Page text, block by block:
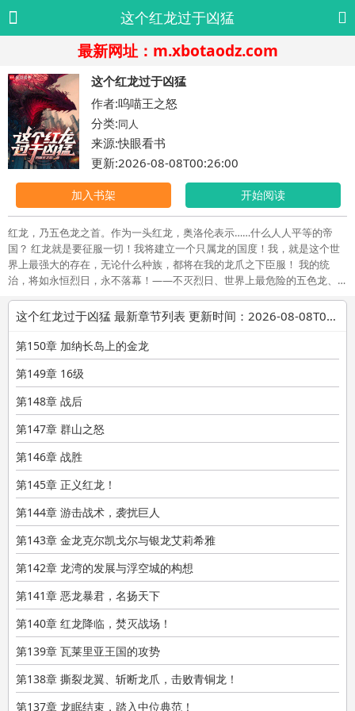
这个红龙过于凶猛
最新网址：m.xbotaodz.com
这个红龙过于凶猛
作者:呜喵王之怒
分类:同人
来源:快眼看书
更新:2026-08-08T00:26:00
加入书架 开始阅读
红龙，乃五色龙之首。作为一头红龙，奥洛伦表示……什么人人平等的帝
国？ 红龙就是要征服一切！我将建立一个只属龙的国度！我，就是这个世
界上最强大的存在，无论什么种族，都将在我的龙爪之下臣服！ 我的统
治，将如永恒烈日，永不落幕！——不灭烈日、世界上最危险的五色龙、
成红龙后，征服异世界的故事。【伪DND世界观】
这个红龙过于凶猛 最新章节列表 更新时间：2026-08-08T00:26:00
第150章 加纳长岛上的金龙
第149章 16级
第148章 战后
第147章 群山之怒
第146章 战胜
第145章 正义红龙！
第144章 游击战术，袭扰巨人
第143章 金龙克尔凯戈尔与银龙艾莉希雅
第142章 龙湾的发展与浮空城的构想
第141章 恶龙暴君，名扬天下
第140章 红龙降临，焚灭战场！
第139章 瓦莱里亚王国的攻势
第138章 撕裂龙翼、斩断龙爪，击败青铜龙！
第137章 龙眠结束，踏入中位典范！